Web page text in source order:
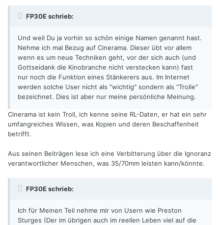
FP30E schrieb:
Und weil Du ja vorhin so schön einige Namen genannt hast.
Nehme ich mal Bezug auf Cinerama. Dieser übt vor allem
wenn es um neue Techniken geht, vor der sich auch (und
Gottseidank die Kinobranche nicht verstecken kann) fast
nur noch die Funktion eines Stänkerers aus. Im Internet
werden solche User nicht als "wichtig" sondern als "Trolle"
bezeichnet. Dies ist aber nur meine persönliche Meinung.
Cinerama ist kein Troll, ich kenne seine RL-Daten, er hat ein sehr
umfangreiches Wissen, was Kopien und deren Beschaffenheit
betrifft.
Aus seinen Beiträgen lese ich eine Verbitterung über die Ignoranz
verantwortlicher Menschen, was 35/70mm leisten kann/könnte.
FP30E schrieb:
Ich für Meinen Teil nehme mir von Usern wie Preston
Sturges (Der im übrigen auch im reellen Leben viel auf die